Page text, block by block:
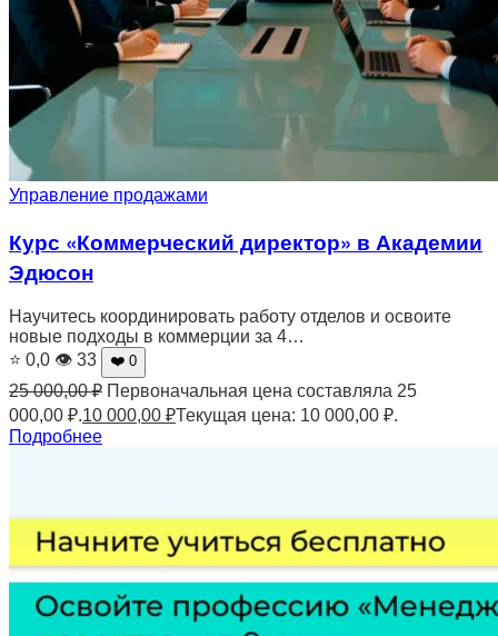
Управление продажами
Курс «Коммерческий директор» в Академии
Эдюсон
Научитесь координировать работу отделов и освоите
новые подходы в коммерции за 4…
⭐ 0,0 👁 33 ❤️ 0
25 000,00₽ Первоначальная цена составляла 25
000,00 ₽.10 000,00 ₽Текущая цена: 10 000,00 ₽.
Подробнее